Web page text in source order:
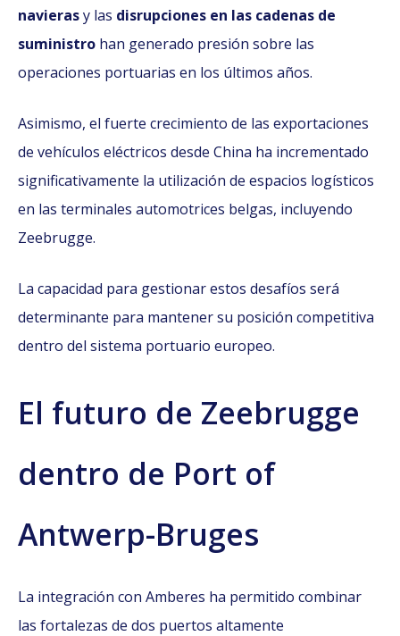
navierasy las disrupciones en las cadenas de
suministro han generado presión sobre las
operaciones portuarias en los últimos años.
Asimismo, el fuerte crecimiento de las exportaciones
de vehículos eléctricos desde China ha incrementado
significativamente la utilización de espacios logísticos
en las terminales automotrices belgas, incluyendo
Zeebrugge.
La capacidad para gestionar estos desafíos será
determinante para mantener su posición competitiva
dentro del sistema portuario europeo.
El futuro de Zeebrugge
dentro de Port of
Antwerp-Bruges
La integración con Amberes ha permitido combinar
las fortalezas de dos puertos altamente